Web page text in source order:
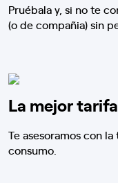
Pruébala y, si no te
(o de compañia) sin
La mejor tarifa
Te asesoramos con
consumo.